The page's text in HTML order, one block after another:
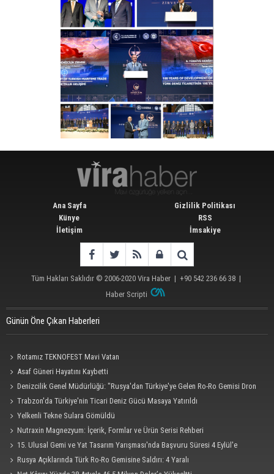
Ana Sayfa
Künye
İletişim
Gizlilik Politikası
RSS
İmsakiye
Tüm Hakları Saklıdır © 2006-2020 Vira Haber | +90 542 236 66 38 |
Haber Scripti
Günün Öne Çıkan Haberleri
Rotamız TEKNOFEST Mavi Vatan
Asaf Güneri Hayatını Kaybetti
Denizcilik Genel Müdürlüğü: "Rusya'dan Türkiye'ye Gelen Ro-Ro Gemisi Dron
Saldırısına Uğradı"
Trabzon'da Türkiye'nin Ticari Deniz Gücü Masaya Yatırıldı
Yelkenli Tekne Sulara Gömüldü
Nutraxin Magnezyum: İçerik, Formlar ve Ürün Serisi Rehberi
15. Ulusal Gemi ve Yat Tasarım Yarışması'nda Başvuru Süresi 4 Eylül'e
Uzatıldı
Rusya Açıklarında Türk Ro-Ro Gemisine Saldırı: 4 Yaralı